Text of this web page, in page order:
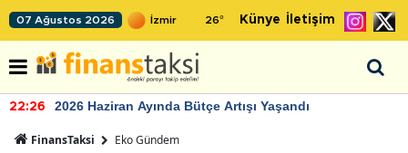
07 Ağustos 2026 26° Künye İletişim
22:26 2026 Haziran Ayında Bütçe Artışı Yaşandı
FinansTaksi Eko Gündem